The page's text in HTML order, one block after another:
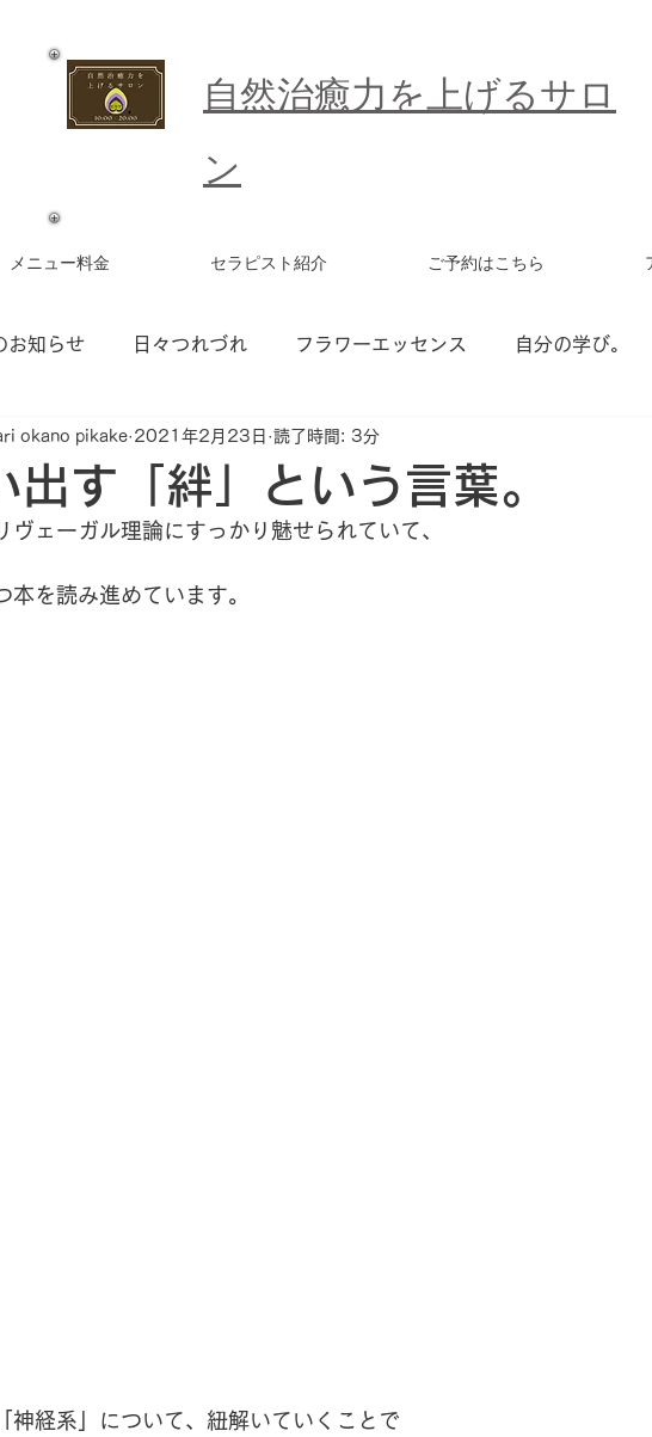
​自然治癒力を上げるサロ
ン
メニュー料金 セラピスト紹介 ご予約はこちら
お知らせ 日々つれづれ フラワーエッセンス 自分の学び。
想 フラワーエッセンス セッション
道 薬草ハーブオイル
出す「絆」という言葉。
okano pikake 2021年2月23日 読了時間: 3分
ヴェーガル理論にすっかり魅せられていて、
本を読み進めています。
神経系」について、紐解いていくことで